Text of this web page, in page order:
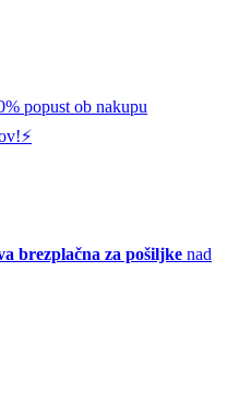
popust ob nakupu
brezplačna za pošiljke nad